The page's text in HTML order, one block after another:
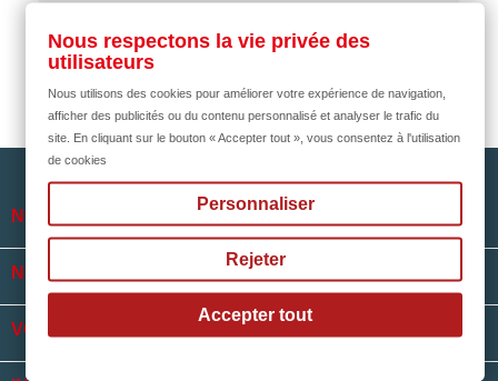
NOTRE SOCIÉTÉ 
NOS HORAIRES 
VOTRE COMPTE 
Nous respectons la vie privée des
utilisateurs
Nous utilisons des cookies pour améliorer votre expérience de navigation,
afficher des publicités ou du contenu personnalisé et analyser le trafic du
site. En cliquant sur le bouton « Accepter tout », vous consentez à l'utilisation
de cookies
Personnaliser
Rejeter
Accepter tout